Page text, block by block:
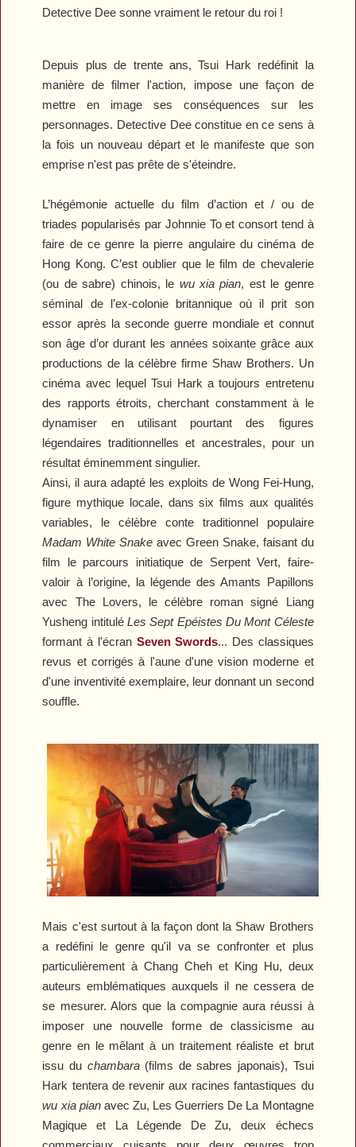
Detective Dee sonne vraiment le retour du roi !
Depuis plus de trente ans, Tsui Hark redéfinit la
manière de filmer l'action, impose une façon de
mettre en image ses conséquences sur les
personnages. Detective Deeconstitue en ce sens à
la fois un nouveau départ et le manifeste que son
emprise n'est pas prête de s'éteindre.
L’hégémonie actuelle du film d’action et / ou de
triades popularisés par Johnnie To et consort tend à
faire de ce genre la pierre angulaire du cinéma de
Hong Kong. C’est oublier que le film de chevalerie
(ou de sabre) chinois, le wu xia pian, est le genre
séminal de l’ex-colonie britannique où il prit son
essor après la seconde guerre mondiale et connut
son âge d’or durant les années soixante grâce aux
productions de la célèbre firme Shaw Brothers. Un
cinéma avec lequel Tsui Hark a toujours entretenu
des rapports étroits, cherchant constamment à le
dynamiser en utilisant pourtant des figures
légendaires traditionnelles et ancestrales, pour un
résultat éminemment singulier.
Ainsi, il aura adapté les exploits de Wong Fei-Hung,
figure mythique locale, dans six films aux qualités
variables, le célèbre conte traditionnel populaire
Madam White Snake avec Green Snake, faisant du
film le parcours initiatique de Serpent Vert, faire-
valoir à l’origine, la légende des Amants Papillons
avec The Lovers, le célèbre roman signé Liang
Yusheng intituléLes Sept Epéistes Du Mont Céleste
formant à l'écran Seven Swords... Des classiques
revus et corrigés à l'aune d'une vision moderne et
d'une inventivité exemplaire, leur donnant un second
souffle.
Mais c'est surtout à la façon dont la Shaw Brothers
a redéfini le genre qu'il va se confronter et plus
particulièrement à Chang Cheh et King Hu, deux
auteurs emblématiques auxquels il ne cessera de
se mesurer. Alors que la compagnie aura réussi à
imposer une nouvelle forme de classicisme au
genre en le mêlant à un traitement réaliste et brut
issu du chambara(films de sabres japonais), Tsui
Hark tentera de revenir aux racines fantastiques du
wu xia pianavec Zu, Les Guerriers De La Montagne
Magique et La Légende De Zu, deux échecs